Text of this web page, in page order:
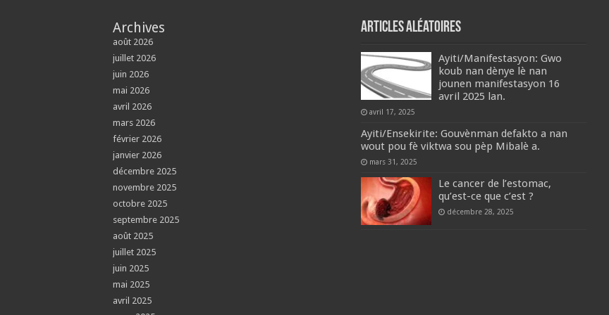
Archives
août 2026
juillet 2026
juin 2026
mai 2026
avril 2026
mars 2026
février 2026
janvier 2026
décembre 2025
novembre 2025
octobre 2025
septembre 2025
août 2025
juillet 2025
juin 2025
mai 2025
avril 2025
Articles aléatoires
Ayiti/Manifestasyon: Gwo
koub nan dènye lè nan
jounen manifestasyon 16
avril 2025 lan.
avril 17, 2025
Ayiti/Ensekirite: Gouvènman defakto a nan
wout pou fè viktwa sou pèp Mibalè a.
mars 31, 2025
Le cancer de l’estomac,
qu’est-ce que c’est ?
décembre 28, 2025